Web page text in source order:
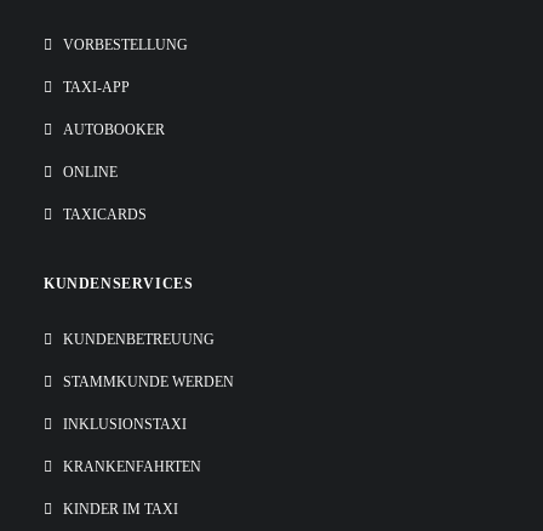
VORBESTELLUNG
TAXI-APP
AUTOBOOKER
ONLINE
TAXICARDS
KUNDENSERVICES
KUNDENBETREUUNG
STAMMKUNDE WERDEN
INKLUSIONSTAXI
KRANKENFAHRTEN
KINDER IM TAXI